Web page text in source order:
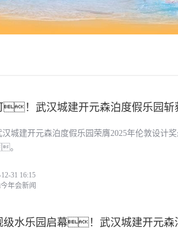
！武汉城建开元森泊度假乐园斩
汉城建开元森泊度假乐园荣膺2025年伦敦设计
。
31 16:15
年会新闻
级水乐园启幕！武汉城建开元森